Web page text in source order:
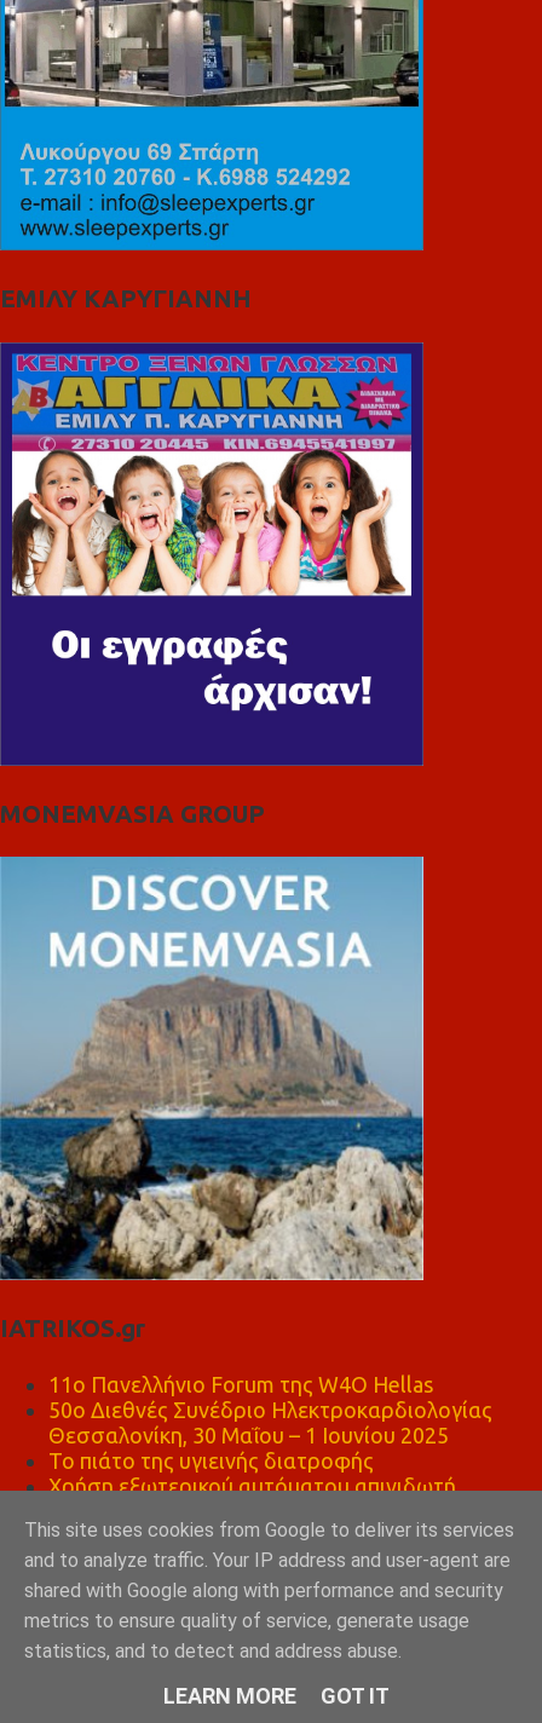
ΕΜΙΛΥ ΚΑΡΥΓΙΑΝΝΗ
MONEMVASIA GROUP
IATRIKOS.gr
11ο Πανελλήνιο Forum της W4O Hellas
50ο Διεθνές Συνέδριο Ηλεκτροκαρδιολογίας
Θεσσαλονίκη, 30 Μαΐου – 1 Ιουνίου 2025
Το πιάτο της υγιεινής διατροφής
Χρήση εξωτερικού αυτόματου απινιδωτή
Paediatric BLS
ΨΗΣΤΑΡΙΑ ΚΑΦΕ ΛΕΩΝΙΔΑΣ ΣΠΑΡΤΗ
This site uses cookies from Google to deliver its services
and to analyze traffic. Your IP address and user-agent are
shared with Google along with performance and security
metrics to ensure quality of service, generate usage
statistics, and to detect and address abuse.
LEARN MORE GOT IT